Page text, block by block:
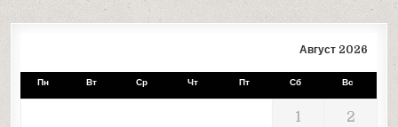
Август 2026
Пн Вт Ср Чт Пт Сб Вс
1 2